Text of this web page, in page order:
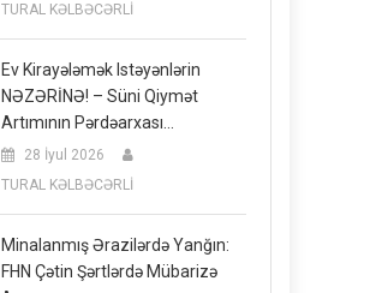
TURAL KƏLBƏCƏRLİ
Ev Kirayələmək Istəyənlərin
NƏZƏRİNƏ! – Süni Qiymət
Artımının Pərdəarxası…
28 İyul 2026
TURAL KƏLBƏCƏRLİ
Minalanmış Ərazilərdə Yanğın:
FHN Çətin Şərtlərdə Mübarizə